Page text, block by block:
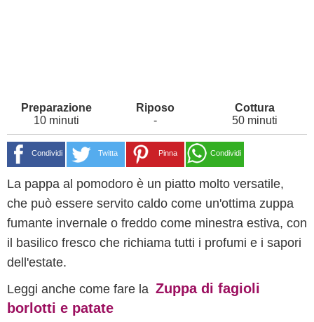
10 minuti - 50 minuti
Condividi Twitta Pinna Condividi
La pappa al pomodoro è un piatto molto versatile,
che può essere servito caldo come un'ottima zuppa
fumante invernale o freddo come minestra estiva, con
il basilico fresco che richiama tutti i profumi e i sapori
dell'estate.
Leggi anche come fare la Zuppa di fagioli
borlotti e patate